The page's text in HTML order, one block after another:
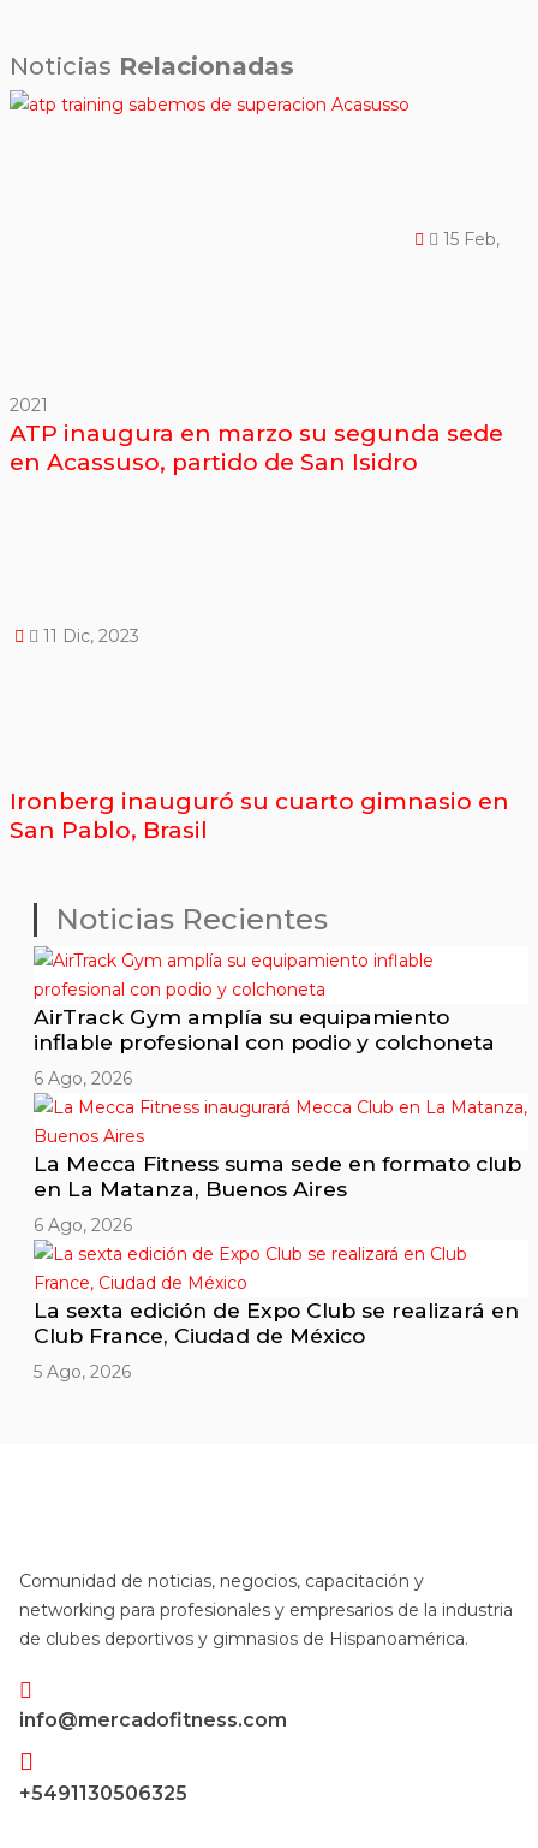
Noticias Relacionadas
15 Feb,
2021
ATP inaugura en marzo su segunda sede
en Acassuso, partido de San Isidro
11 Dic, 2023
Ironberg inauguró su cuarto gimnasio en
San Pablo, Brasil
Noticias Recientes
AirTrack Gym amplía su equipamiento
inflable profesional con podio y colchoneta
6 Ago, 2026
La Mecca Fitness suma sede en formato club
en La Matanza, Buenos Aires
6 Ago, 2026
La sexta edición de Expo Club se realizará en
Club France, Ciudad de México
5 Ago, 2026
Comunidad de noticias, negocios, capacitación y
networking para profesionales y empresarios de la industria
de clubes deportivos y gimnasios de Hispanoamérica.
info@mercadofitness.com
+5491130506325